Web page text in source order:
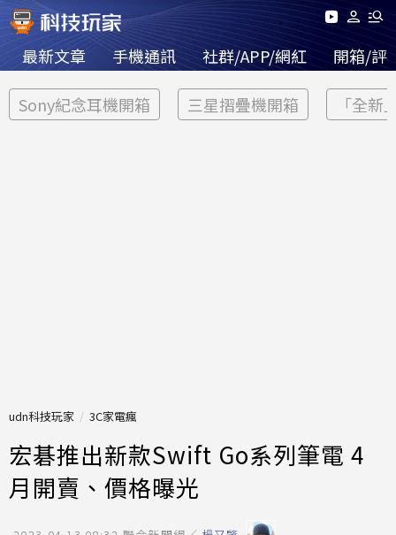
最新文章 手機通訊 社群/APP/網紅 開箱/評
Sony紀念耳機開箱 三星摺疊機開箱 「全新
udn科技玩家 3C家電瘋
宏碁推出新款Swift Go系列筆電 4
月開賣、價格曝光